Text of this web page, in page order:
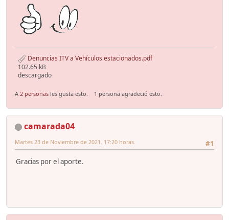
Denuncias ITV a Vehículos estacionados.pdf
102.65 kB
descargado
A 2 personas les gusta esto. 1 persona agradeció esto.
camarada04
#1
Martes 23 de Noviembre de 2021. 17:20 horas.
Gracias por el aporte.